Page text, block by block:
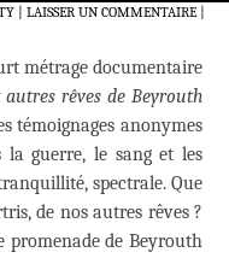
LAISSER UN COMMENTAIRE|
métrage documentaire
rêves de Beyrouth
témoignages anonymes
la guerre, le sang et les
spectrale. Que
de nos autres rêves ?
promenade de Beyrouth